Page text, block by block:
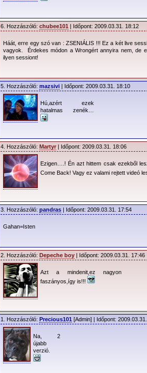
6. Hozzászóló: chubee101 | Időpont: 2009.03.31. 18:12
Háát, erre egy szó van : ZSENIÁLIS !!! Ez a két live
vagyok. Érdekes módon a Wrongért annyira nem, de
ilyen sessiont!
5. Hozzászóló: mazsivi | Időpont: 2009.03.31. 18:10
Hú,azért ezek
hatalmas zenék…
4. Hozzászóló: Martyr | Időpont: 2009.03.31. 18:06
Ezigen….! Én azt hittem csak ezekből
Come Back! Vagy ez valami rejtett videó
3. Hozzászóló: pandras | Időpont: 2009.03.31. 17:54
Gahan=Isten
2. Hozzászóló: Depeche boy | Időpont: 2009.03.31. 17:46
Azt a mindenit,ez nagyon
faszányos,így is!!!
1. Hozzászóló: Precious101 [Admin] | Időpont:
Na, 2
újabb
verzió.